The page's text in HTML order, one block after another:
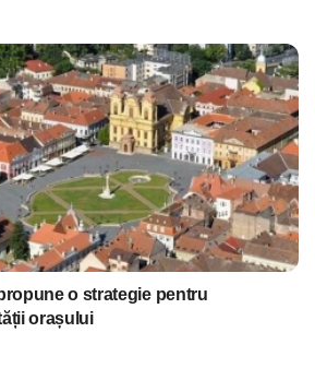
o strategie pentru
orașului